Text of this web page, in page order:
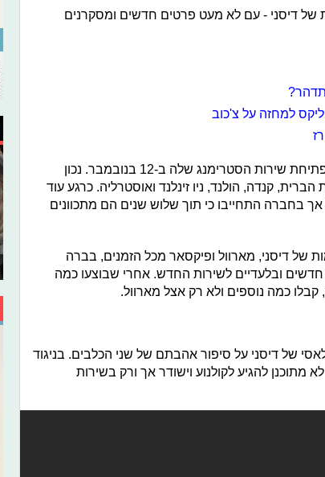
של דיסני - עם לא מעט פרטים חדשים ומסקרנים
תדהר?
למחזה על צ'כוב
בוויקנד האחרון, דיסני הכריזו רשמית על פתיחת שירות הסטרימנג שלה ב-12 בנובמבר. נכון
קנדה, הולנד, ניו זינלנד ואוסטרליה. כרגע עוד
בחברה התחייבו כי תוך שלוש שנים הם מתכוונים
של דיסני, מארוול ופיקסאר מכל הזמנים, בברה
ובלעדיים לשירות החדש. אחרי שבוצעו כמה
כמה נוספים ולא רק אצל מארוול.
של דיסני על סיפור אהבתם של שני הכלבים. בניגוד
מתוכנן להגיע לקולנוע וישודר אך ורק בשירות